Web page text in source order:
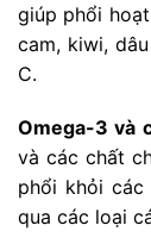
giúp phổi
cam, kiwi,
C.
Omega-3 và
và các chất
phổi khỏi
qua các loại